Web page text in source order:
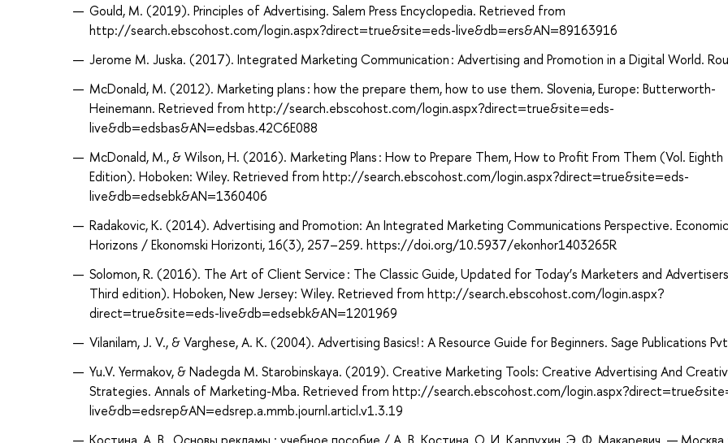
Gould, M. (2019). Principles of Advertising. Salem Press Encyclopedia. Retrieved from
http://search.ebscohost.com/login.aspx?direct=true&site=eds-live&db=ers&AN=89163916
Jerome M. Juska. (2017). Integrated Marketing Communication : Advertising and Promotion in a Digital World.
McDonald, M. (2012). Marketing plans : how the prepare them, how to use them. Slovenia, Europe: Butterworth-
Heinemann. Retrieved from http://search.ebscohost.com/login.aspx?direct=true&site=eds-
live&db=edsbas&AN=edsbas.42C6E088
McDonald, M., & Wilson, H. (2016). Marketing Plans : How to Prepare Them, How to Profit From Them (Vol. Eighth
Edition). Hoboken: Wiley. Retrieved from http://search.ebscohost.com/login.aspx?direct=true&site=eds-
live&db=edsebk&AN=1360406
Radakovic, K. (2014). Advertising and Promotion: An Integrated Marketing Communications Perspective. Economic
Horizons / Ekonomski Horizonti, 16(3), 257–259. https://doi.org/10.5937/ekonhor1403265R
Solomon, R. (2016). The Art of Client Service : The Classic Guide, Updated for Today’s Marketers and
Third edition). Hoboken, New Jersey: Wiley. Retrieved from http://search.ebscohost.com/login.aspx?
direct=true&site=eds-live&db=edsebk&AN=1201969
Vilanilam, J. V., & Varghese, A. K. (2004). Advertising Basics! : A Resource Guide for Beginners. Sage Publications
Yu.V. Yermakov, & Nadegda M. Starobinskaya. (2019). Creative Marketing Tools: Creative Advertising And
Strategies. Annals of Marketing-Mba. Retrieved from http://search.ebscohost.com/
live&db=edsrep&AN=edsrep.a.mmb.journl.articl.v1.3.19